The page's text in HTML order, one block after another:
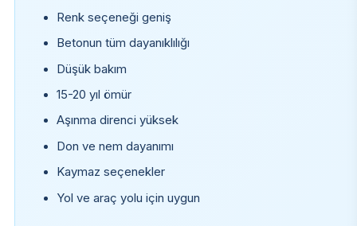
Renk seçeneği geniş
Betonun tüm dayanıklılığı
Düşük bakım
15-20 yıl ömür
Aşınma direnci yüksek
Don ve nem dayanımı
Kaymaz seçenekler
Yol ve araç yolu için uygun